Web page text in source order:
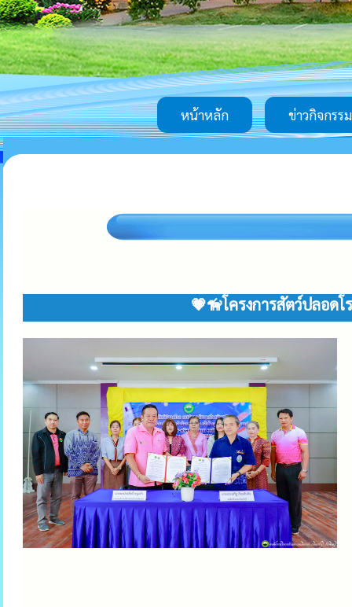
หน้าหลัก ข่าวกิจกรรม
💗🦮โครงการสัตว์ปลอ